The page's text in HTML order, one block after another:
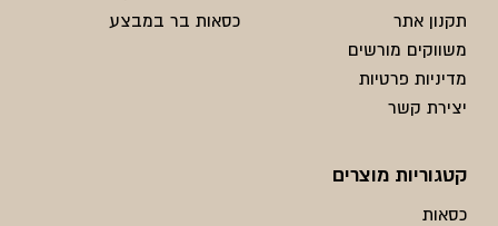
תקנון אתר
משווקים מורשים
מדיניות פרטיות
יצירת קשר
כסאות בר במבצע
קטגוריות מוצרים
כסאות